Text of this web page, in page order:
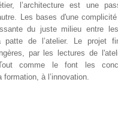
l’architecture est une
Les bases d'une
du juste milieu entre
patte de l’atelier. Le projet
par les lectures de
comme le font les
formation, à l’innovation.